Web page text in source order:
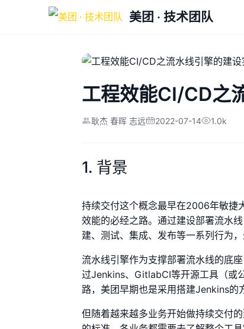
美团 · 技术团队
工程效能CI/CD之
耿杰 春晖 志远 2022-07-14 1.0k
1. 背景
持续交付这个概念最早在2006年敏捷
效能的必经之路。通过建设部署流水
建、测试、集成、发布等一系列行为
流水线引擎作为支撑部署流水线的底
过Jenkins、GitlabCI等开源工具（或
路，美团早期也是采用搭建Jenkins的
但随着越来越多业务开始做持续交付